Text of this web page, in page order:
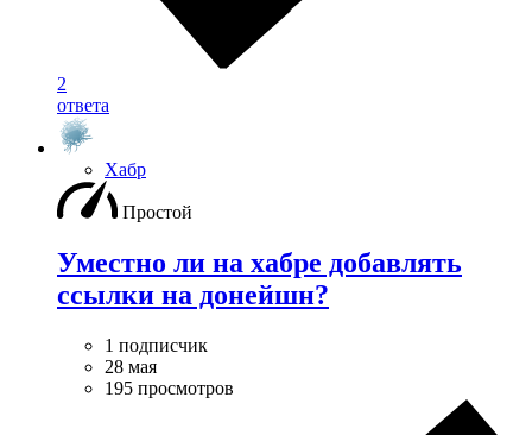
2
ответа
Хабр
Простой
Уместно ли на хабре добавлять
ссылки на донейшн?
1 подписчик
28 мая
195 просмотров